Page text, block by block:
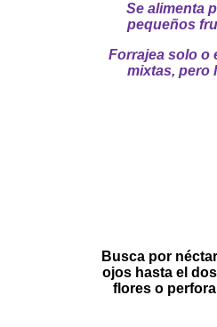
Se alimenta
pequeños
Forrajea solo o
mixtas, pero
Busca por
ojos hasta el
flores o